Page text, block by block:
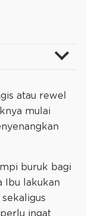
atau rewel
mulai
buruk bagi
Ibu lakukan
ingat